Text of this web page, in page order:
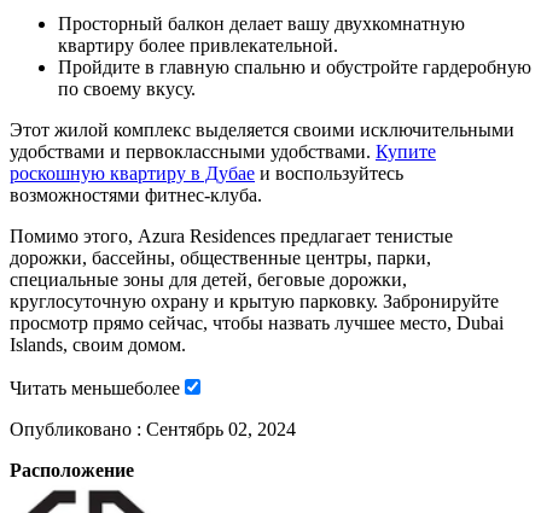
Просторный балкон делает вашу двухкомнатную
квартиру более привлекательной.
Пройдите в главную спальню и обустройте гардеробную
по своему вкусу.
Этот жилой комплекс выделяется своими исключительными
удобствами и первоклассными удобствами. Купите
роскошную квартиру в Дубае и воспользуйтесь
возможностями фитнес-клуба.
Помимо этого, Azura Residences предлагает тенистые
дорожки, бассейны, общественные центры, парки,
специальные зоны для детей, беговые дорожки,
круглосуточную охрану и крытую парковку. Забронируйте
просмотр прямо сейчас, чтобы назвать лучшее место, Dubai
Islands, своим домом.
Читать меньшеболее
Опубликовано : Сентябрь 02, 2024
Расположение